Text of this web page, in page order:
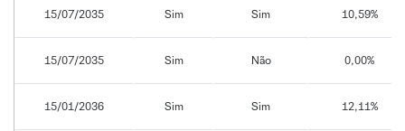
15/07/2035 Sim Sim 10,59%
15/07/2035 Sim Não 0,00%
15/01/2036 Sim Sim 12,11%